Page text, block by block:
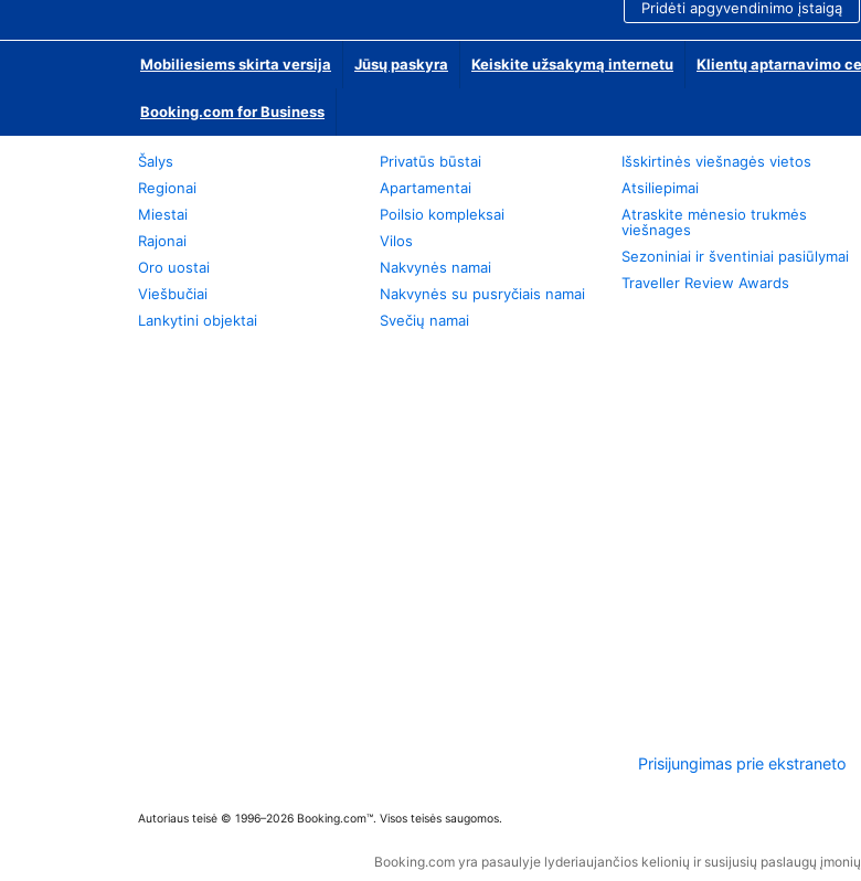
Pridėti apgyvendinimo įstaigą
Mobiliesiems skirta versija Jūsų paskyra Keiskite užsakymą internetu Klientų aptarnavimo
Booking.com for Business
Šalys
Regionai
Miestai
Rajonai
Oro uostai
Viešbučiai
Lankytini objektai
Privatūs būstai
Apartamentai
Poilsio kompleksai
Vilos
Nakvynės namai
Nakvynės su pusryčiais namai
Svečių namai
Išskirtinės viešnagės vietos
Atsiliepimai
Atraskite mėnesio trukmės
viešnages
Sezoniniai ir šventiniai pasiūlymai
Traveller Review Awards
Prisijungimas prie ekstraneto
Autoriaus teisė © 1996–2026 Booking.com™. Visos teisės saugomos.
Booking.com yra pasaulyje lyderiaujančios kelionių ir susijusių paslaugų